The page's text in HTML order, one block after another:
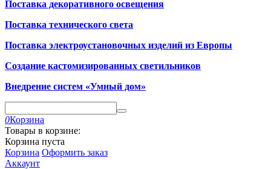
Поставка декоративного освещения
Поставка технического света
Поставка электроустановочных изделий из Европы
Создание кастомизированных светильников
Внедрение систем «Умный дом»
0Корзина
Товары в корзине:
Корзина пуста
Корзина Оформить заказ
Аккаунт